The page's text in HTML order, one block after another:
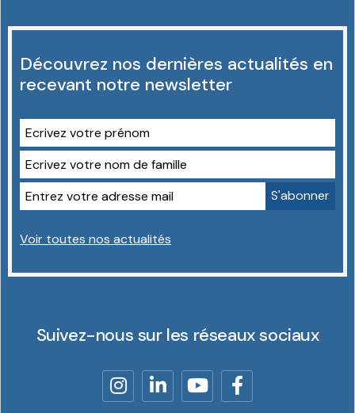
Découvrez nos dernières actualités en
recevant notre newsletter
Voir toutes nos actualités
Suivez-nous sur les réseaux sociaux